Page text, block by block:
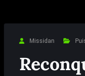
Missidan